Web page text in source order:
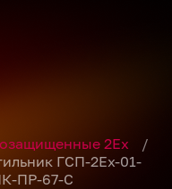
2Ex
/
ГСП-2Ех-01-
ПР-67-С